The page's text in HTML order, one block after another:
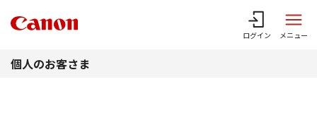
ログイン メニュー
個人のお客さま